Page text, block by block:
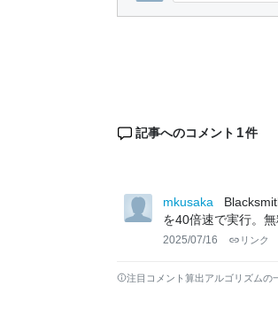
記事へのコメント 1件
mkusaka
を40倍速で実行。無
2025/07/16 リンク
注目コメント算出アルゴリズムの